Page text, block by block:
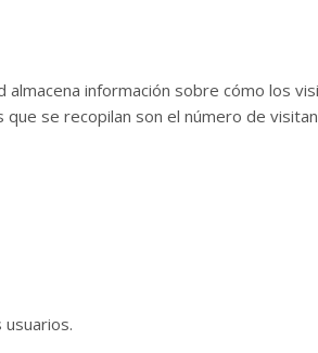
almacena información sobre cómo los
se recopilan son el número de